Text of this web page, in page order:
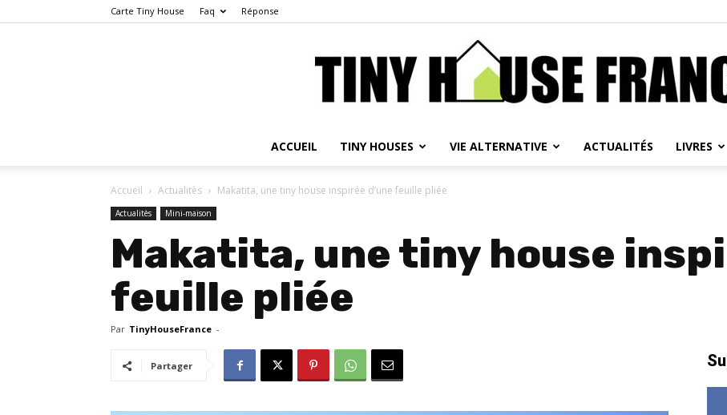
Carte Tiny House Faq Réponse
House
ACCUEIL TINY HOUSES VIE ALTERNATIVE ACTUALITÉS LIVRES
Accueil Actualitès Makatita, une tiny house inspirée d’une feuille pliée
Actualitès Mini-maison
Makatita, une tiny house
feuille pliée
Par TinyHouseFrance -
Partager